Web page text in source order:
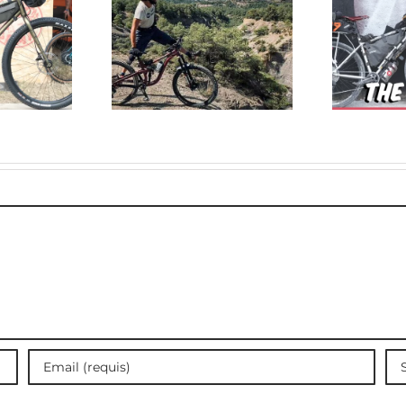
: Top
vtt
Pyrénées
!
La SUISSE à vélo
par l’itinéraire du
Mittelland